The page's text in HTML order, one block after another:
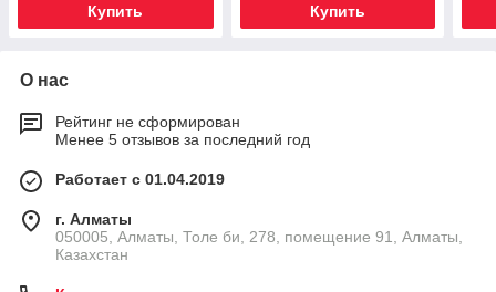
Купить Купить
О нас
Рейтинг не сформирован
Менее 5 отзывов за последний год
Работает с 01.04.2019
г. Алматы
050005, Алматы, Толе би, 278, помещение 91, Алматы,
Казахстан